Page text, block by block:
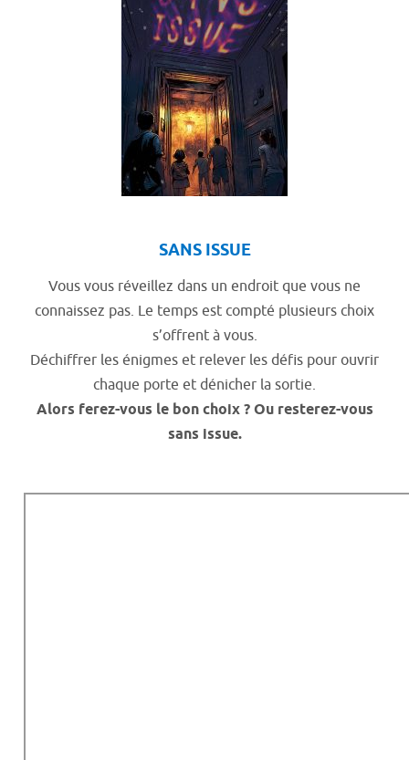
SANS ISSUE
Vous vous réveillez dans un endroit que vous ne
connaissez pas. Le temps est compté plusieurs choix
s’offrent à vous.
Déchiffrer les énigmes et relever les défis pour ouvrir
chaque porte et dénicher la sortie.
Alors ferez-vous le bon choix ? Ou resterez-vous
sans issue.